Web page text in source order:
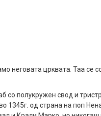
неговата црквата. Таа се
со полукружен свод и
1345г. од страна на поп